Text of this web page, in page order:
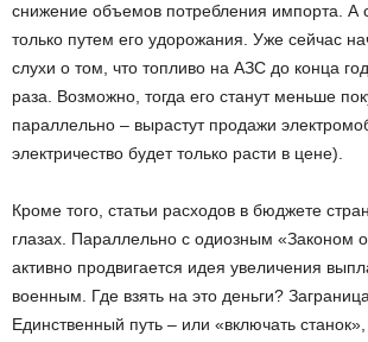
снижение объемов потребления импорта. А
только путем его удорожания. Уже сейчас
слухи о том, что топливо на АЗС до конца
раза. Возможно, тогда его станут меньше
параллельно – вырастут продажи
электричество будет только расти в цене).
Кроме того, статьи расходов в бюджете
глазах. Параллельно с одиозным «Законом
активно продвигается идея увеличения
военным. Где взять на это деньги?
Единственный путь – или «включать